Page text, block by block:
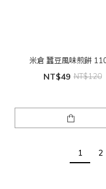
米倉 蠶豆風味煎餅
NT$49 NT$120
1 2